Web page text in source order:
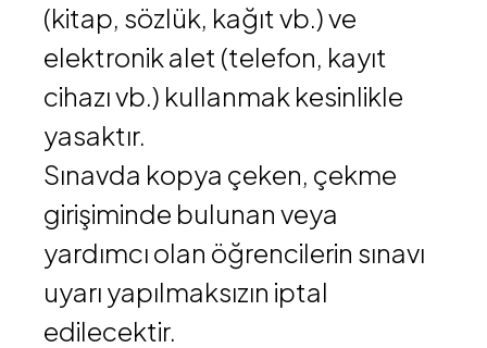
(kitap, sözlük, kağıt vb.) ve
elektronik alet (telefon, kayıt
cihazı vb.) kullanmak kesinlikle
yasaktır.
Sınavda kopya çeken, çekme
girişiminde bulunan veya
yardımcı olan öğrencilerin sınavı
uyarı yapılmaksızın iptal
edilecektir.